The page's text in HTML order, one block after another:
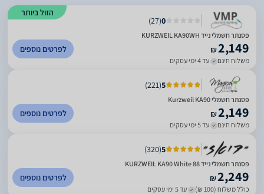
הזול ביותר
0
(
27
)
פסנתר חשמלי נייד KURZWEIL KA90WH
₪2,149
משלוח חינם עד 4 ימי עסקים
לפרטים נוספים
5
(
221
)
פסנתר חשמלי Kurzweil KA90
₪2,149
משלוח חינם עד 5 ימי עסקים
לפרטים נוספים
5
(
320
)
פסנתר חשמלי נייד 88 KURZWEIL KA90 White
₪2,249
כולל משלוח (100 ₪) עד 5 ימי עסקים
לפרטים נוספים